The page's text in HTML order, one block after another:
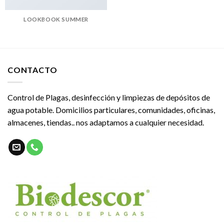
LOOKBOOK SUMMER
CONTACTO
Control de Plagas, desinfección y limpiezas de depósitos de
agua potable. Domicilios particulares, comunidades, oficinas,
almacenes, tiendas.. nos adaptamos a cualquier necesidad.